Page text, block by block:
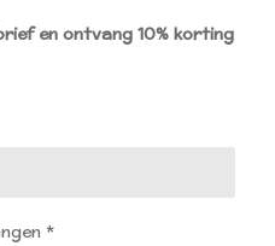
t
aen ontvang 10% korting
*